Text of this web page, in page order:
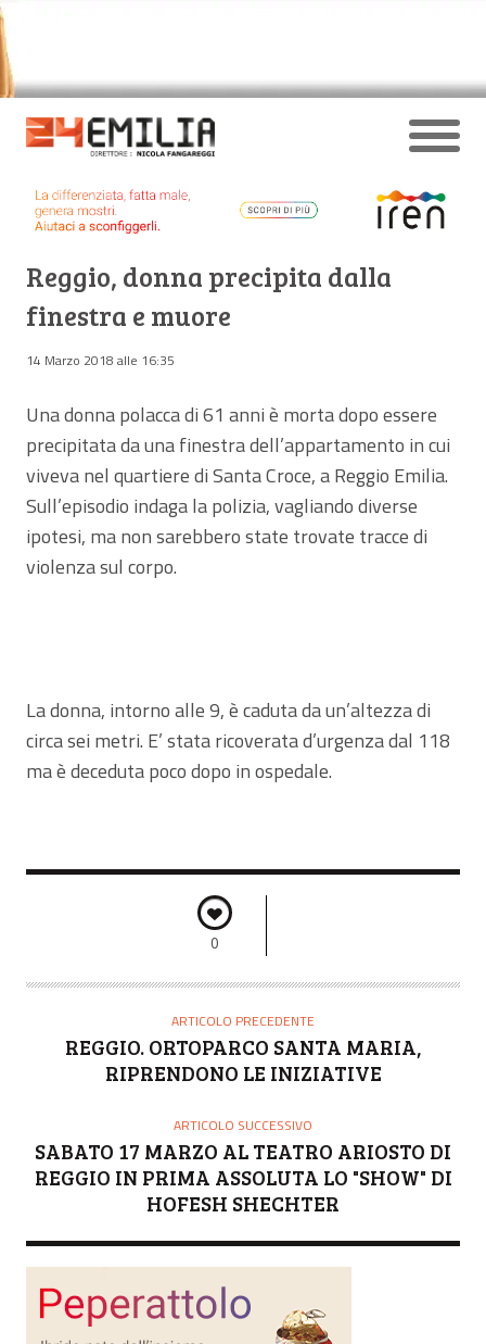
Reggio, donna precipita dalla
finestra e muore
14 Marzo 2018 alle 16:35
Una donna polacca di 61 anni è morta dopo essere
precipitata da una finestra dell’appartamento in cui
viveva nel quartiere di Santa Croce, a Reggio Emilia.
Sull’episodio indaga la polizia, vagliando diverse
ipotesi, ma non sarebbero state trovate tracce di
violenza sul corpo.
La donna, intorno alle 9, è caduta da un’altezza di
circa sei metri. E’ stata ricoverata d’urgenza dal 118
ma è deceduta poco dopo in ospedale.
0
ARTICOLO PRECEDENTE
REGGIO. ORTOPARCO SANTA MARIA,
RIPRENDONO LE INIZIATIVE
ARTICOLO SUCCESSIVO
SABATO 17 MARZO AL TEATRO ARIOSTO DI
REGGIO IN PRIMA ASSOLUTA LO "SHOW" DI
HOFESH SHECHTER